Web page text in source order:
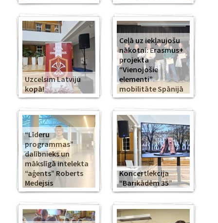
Uzcelsim Latviju
kopā!
Ceļā uz iekļaujošu
nākotni: Erasmus+
projekta
“Vienojošie
elementi”
mobilitāte Spānijā
“Līderu
programmas”
dalībnieks un
mākslīgā intelekta
“aģents” Roberts
Medejsis
Koncertlekcija
“Barikādēm 35”